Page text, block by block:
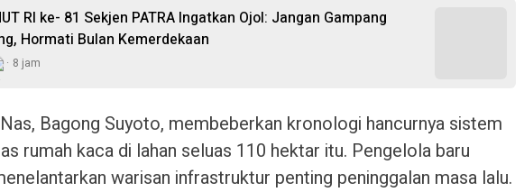
RI ke- 81 Sekjen PATRA Ingatkan Ojol: Jangan Gampang
Hormati Bulan Kemerdekaan
8 jam
Bagong Suyoto, membeberkan kronologi hancurnya sistem
rumah kaca di lahan seluas 110 hektar itu. Pengelola baru
warisan infrastruktur penting peninggalan masa lalu.